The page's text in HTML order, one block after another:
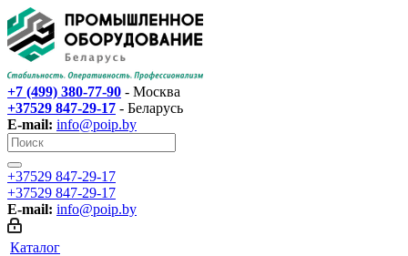
+7 (499) 380-77-90 - Москва
+37529 847-29-17‬ - Беларусь
E-mail: info@poip.by
+37529 847-29-17‬
+37529 847-29-17‬
E-mail: info@poip.by
Каталог